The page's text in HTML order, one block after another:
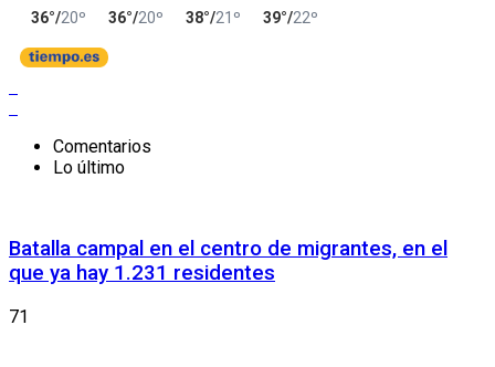
Comentarios
Lo último
Batalla campal en el centro de migrantes, en el
que ya hay 1.231 residentes
71